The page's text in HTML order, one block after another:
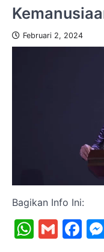
Februari 2, 2024
Bagikan Info Ini: